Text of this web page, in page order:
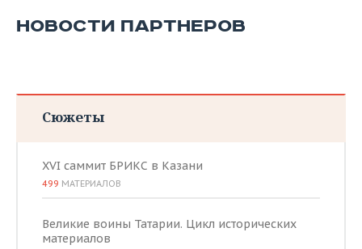
НОВОСТИ ПАРТНЕРОВ
Сюжеты
XVI саммит БРИКС в Казани
499 МАТЕРИАЛОВ
Великие воины Татарии. Цикл исторических
материалов